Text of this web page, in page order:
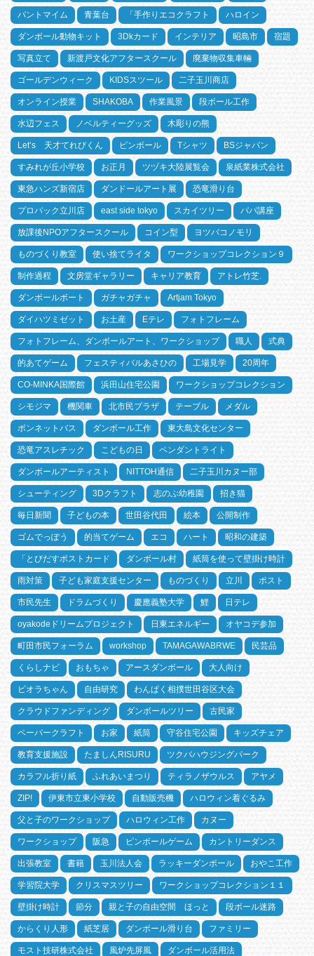
パントマイム 青葉台 「手作りエコクラフト ハロイン
ダンボール動物キット 3Dkカード インテリア 昭島市 宿題
写真立て 新渡戸文化アフタースクール 廃棄物収集車輛
ゴールデンウィーク KIDSスツール 二子玉川商店
オンライン授業 SHAKOBA 作業風景 段ボール工作
水辺フェス ノベルティーグッズ 木彫りの熊
Let’s 天才てれびくん ピンボール Tシャツ BSジャパン
すみれが丘小学校 お正月 ツヅキ大陸展覧会 泉紙業株式会社
東急ハンズ新宿店 ダンドールアート展 恐竜滑り台
プロパック立川店 east side tokyo スカイツリー パパ講座
放課後NPOアフタースクール コイン型 ヨツバコノモリ
ものづくり教室 使い捨てライタ ワークショップコレクション９
制作過程 文房堂ギャラリー キャリア教育 アトレ竹芝.
ダンボールボート ガチャガチャ Artjam Tokyo
ダイハツミゼット お土産 Eテレ フォトフレーム
フォトフレーム、ダンボールアート、ワークショップ 職人 式典
的あてゲーム フェスティバルあさひの 工場見学 20周年
CO-MINKA国際館 浜田山住宅公園 ワークショップコレクション
シモジマ 機関車 北市民プラザ テーブル メダル
ボンネットバス ダンボール工作 東大島文化センター
恐竜アスレチック こどもの日 ペンダントライト
ダンボールアーティスト NITTOH通信 二子玉川カヌー部
シューティング 3Dクラフト 志のぶ幼稚園 招き猫
毎日新聞 子どもの本 世田谷代田 絵本 公開制作
ゴムでっぽう 的当てゲーム エコ ハート 昭和の建築
「とびだすポストカード ダンボール村 紙筒を使って壁掛け時計
雨対策 子ども家庭支援センター ものづくり 立川 ポスト
市民先生 ドラムづくり 慶應義塾大学 鯉 日テレ
oyakodeドリームプロジェクト 日東エネルギー オヤコデ参加
町田市民フォーラム workshop TAMAGAWABRWE 民芸品
くらしナビ おもちゃ アースダンボール 大人向け
ビオラちゃん 自由研究 わんぱく相撲世田谷区大会
クラウドファンディング ダンボールツリー 古民家
ペーパークラフト お家 紙筒 守谷住宅公園 キッズチェア
教育支援施設 たましんRISURU ツクバハウジングパーク
カラフル折り紙 ふれあいまつり ティラノザウルス アヤメ
ZIP! 伊東市立東小学校 自動販売機 ハロウィン着ぐるみ
父と子のワークショップ ハロウィン工作 カヌー
ワークショップ 阪急 ピンボールゲーム カントリーダンス
出張教室 書籍 玉川法人会 ラッキーダンボール おやこ工作
学習院大学 クリスマスツリー ワークショップコレクション１１
壁掛け時計 節分 親と子の自由空間 ほっと 段ボール迷路
からくり人形 紙芝居 ダンボール滑り台 ファミリー
モスト技研株式会社 風炉先屏風 ダンボール活用法